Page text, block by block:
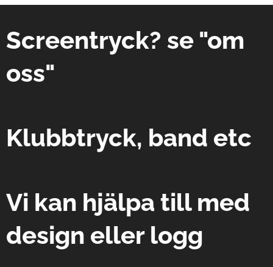
Screentryck? se "om
oss"
Klubbtryck, band etc
Vi kan hjälpa till med
design eller logg